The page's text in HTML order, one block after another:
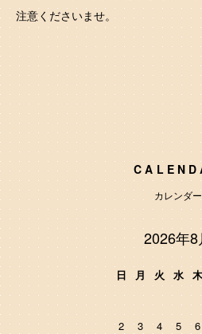
注意くださいませ。
カレンダー
2026年8
日 月 火 水 木
2
3 4 5 6